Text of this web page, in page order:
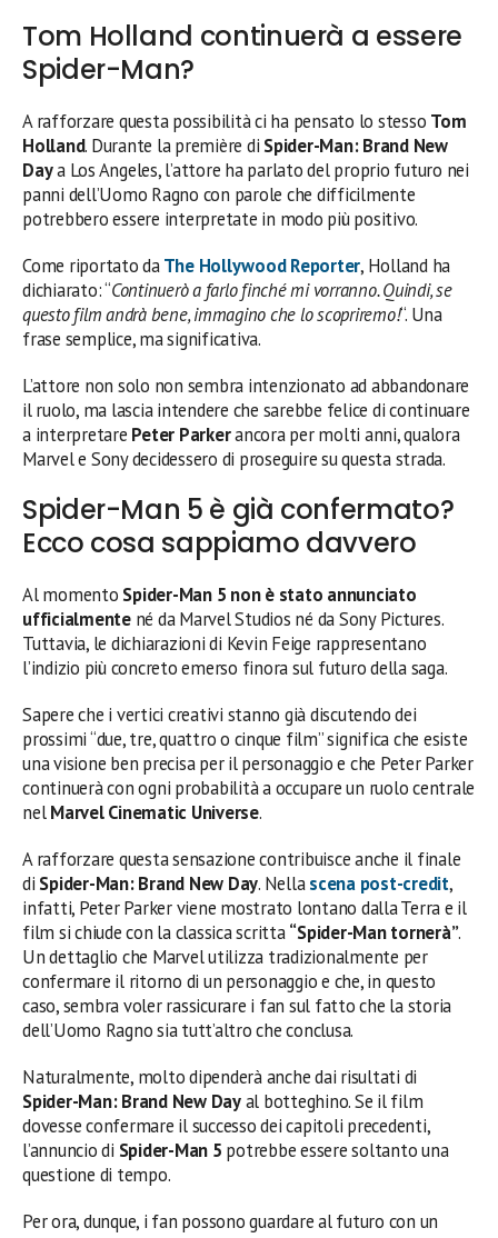
Tom Holland continuerà a essere
Spider-Man?
A rafforzare questa possibilità ci ha pensato lo stesso Tom
Holland. Durante la première di Spider-Man: Brand New
Daya Los Angeles, l’attore ha parlato del proprio futuro nei
panni dell’Uomo Ragno con parole che difficilmente
potrebbero essere interpretate in modo più positivo.
Come riportato daThe Hollywood Reporter, Holland ha
dichiarato: “Continuerò a farlo finché mi vorranno. Quindi, se
questo film andrà bene, immagino che lo scopriremo!“. Una
frase semplice, ma significativa.
L’attore non solo non sembra intenzionato ad abbandonare
il ruolo, ma lascia intendere che sarebbe felice di continuare
a interpretare Peter Parkerancora per molti anni, qualora
Marvel e Sony decidessero di proseguire su questa strada.
Spider-Man 5 è già confermato?
Ecco cosa sappiamo davvero
Al momento Spider-Man 5 non è stato annunciato
ufficialmentené da Marvel Studios né da Sony Pictures.
Tuttavia, le dichiarazioni di Kevin Feige rappresentano
l’indizio più concreto emerso finora sul futuro della saga.
Sapere che i vertici creativi stanno già discutendo dei
prossimi “due, tre, quattro o cinque film” significa che esiste
una visione ben precisa per il personaggio e che Peter Parker
continuerà con ogni probabilità a occupare un ruolo centrale
nelMarvel Cinematic Universe.
A rafforzare questa sensazione contribuisce anche il finale
di Spider-Man: Brand New Day. Nellascena post-credit,
infatti, Peter Parker viene mostrato lontano dalla Terra e il
film si chiude con la classica scritta“Spider-Man tornerà”.
Un dettaglio che Marvel utilizza tradizionalmente per
confermare il ritorno di un personaggio e che, in questo
caso, sembra voler rassicurare i fan sul fatto che la storia
dell’Uomo Ragno sia tutt’altro che conclusa.
Naturalmente, molto dipenderà anche dai risultati di
Spider-Man: Brand New Dayal botteghino. Se il film
dovesse confermare il successo dei capitoli precedenti,
l’annuncio di Spider-Man 5 potrebbe essere soltanto una
questione di tempo.
Per ora, dunque, i fan possono guardare al futuro con un